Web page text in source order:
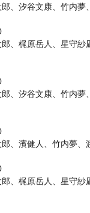
、汐谷文康、竹内夢
、梶原岳人、星守紗
、汐谷文康、竹内夢
、濱健人、竹内夢、
、梶原岳人、星守紗